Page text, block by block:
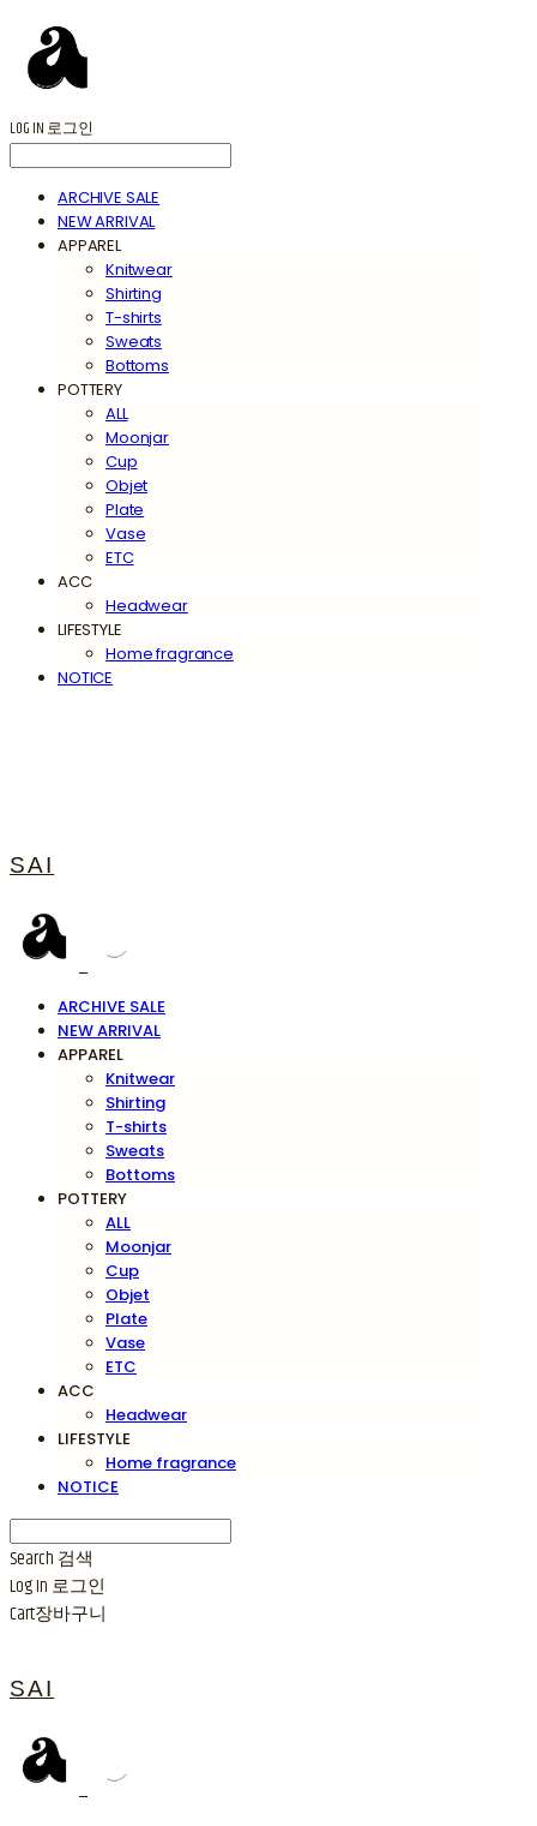
LOG IN 로그인
ARCHIVE SALE
NEW ARRIVAL
APPAREL
Knitwear
Shirting
T-shirts
Sweats
Bottoms
POTTERY
ALL
Moonjar
Cup
Objet
Plate
Vase
ETC
ACC
Headwear
LIFESTYLE
Home fragrance
NOTICE
SAI
ARCHIVE SALE
NEW ARRIVAL
APPAREL
Knitwear
Shirting
T-shirts
Sweats
Bottoms
POTTERY
ALL
Moonjar
Cup
Objet
Plate
Vase
ETC
ACC
Headwear
LIFESTYLE
Home fragrance
NOTICE
Search 검색
Log In 로그인
Cart장바구니
SAI